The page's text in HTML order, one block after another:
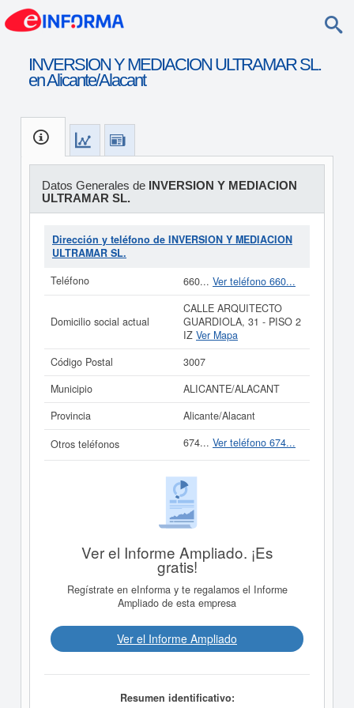
INVERSION Y MEDIACION ULTRAMAR SL.
en Alicante/Alacant
Datos Generales de INVERSION Y MEDIACION
ULTRAMAR SL.
Dirección y teléfono de INVERSION Y MEDIACION
ULTRAMAR SL.
Teléfono
660... Ver teléfono 660...
Domicilio social actual
CALLE ARQUITECTO
GUARDIOLA, 31 - PISO 2
IZ Ver Mapa
Código Postal
3007
Municipio
ALICANTE/ALACANT
Provincia
Alicante/Alacant
Otros teléfonos
674... Ver teléfono 674...
Ver el Informe Ampliado. ¡Es
gratis!
Regístrate en eInforma y te regalamos el Informe
Ampliado de esta empresa
Ver el Informe Ampliado
Resumen identificativo: